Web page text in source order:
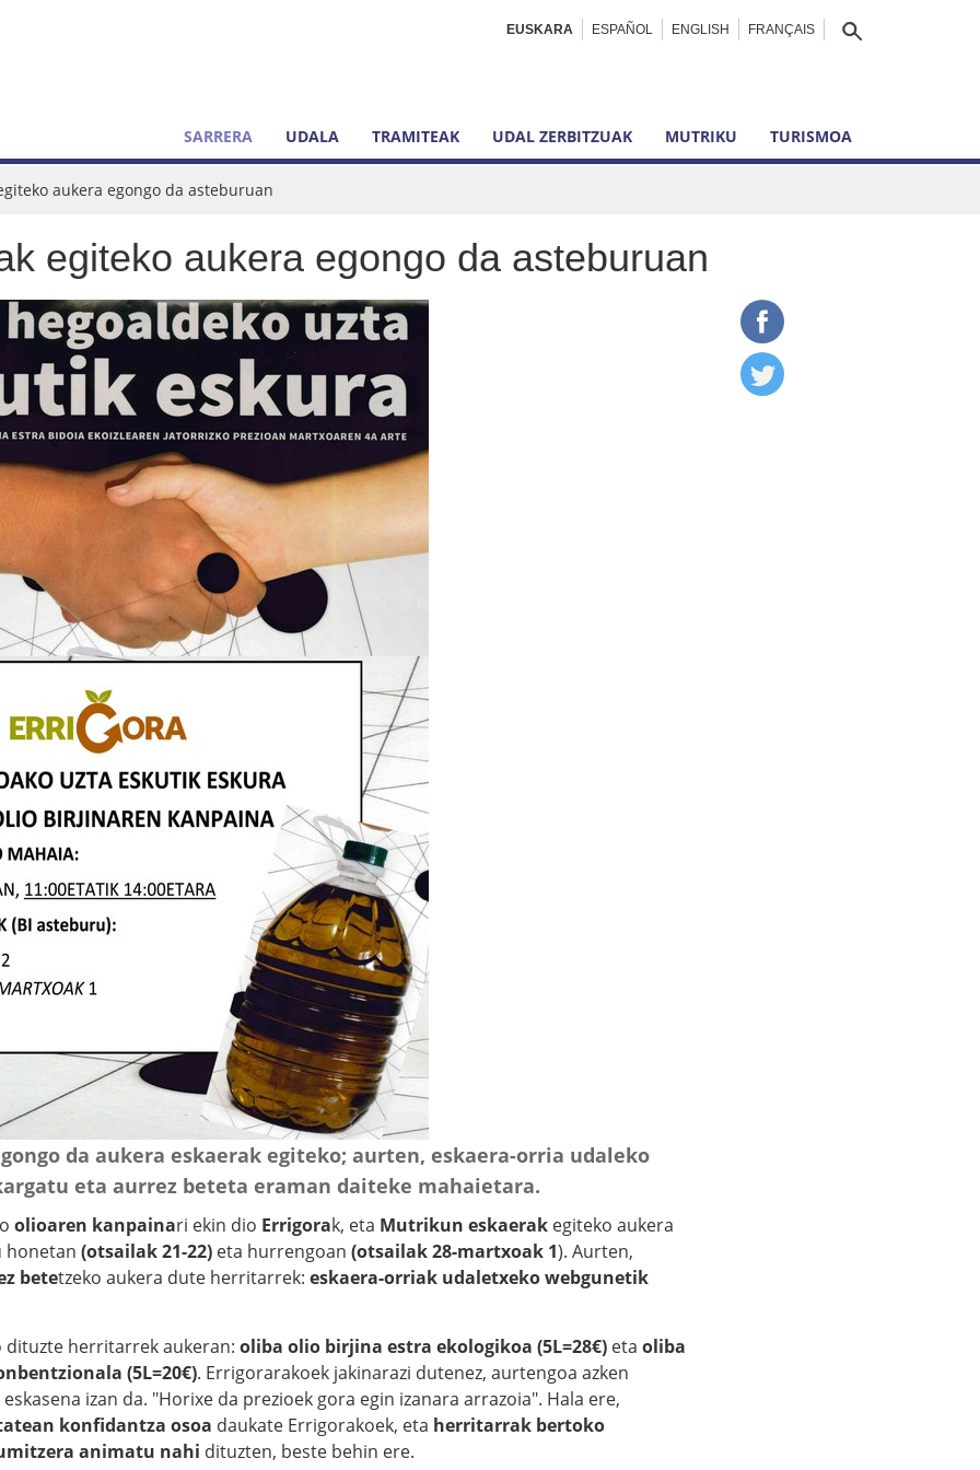
EUSKARA ESPAÑOL ENGLISH FRANÇAIS
SARRERA UDALA TRAMITEAK UDAL ZERBITZUAK MUTRIKU TURISMOA
aukera egongo da asteburuan
egiteko aukera egongo da asteburuan
da aukera eskaerak egiteko; aurten, eskaera-orria udaleko
eta aurrez beteta eraman daiteke mahaietara.
olioaren kanpainari ekin dio Errigorak, eta Mutrikun eskaerak egiteko aukera
honetan (otsailak 21-22) eta hurrengoan (otsailak 28-martxoak 1). Aurten,
betetzeko aukera dute herritarrek: eskaera-orriak udaletxeko webgunetik
dituzte herritarrek aukeran: oliba olio birjina estra ekologikoa (5L=28€) eta oliba
(5L=20€). Errigorarakoek jakinarazi dutenez, aurtengoa azken
izan da. "Horixe da prezioek gora egin izanara arrazoia". Hala ere,
konfidantza osoa daukate Errigorakoek, eta herritarrak bertoko
animatu nahi dituzten, beste behin ere.